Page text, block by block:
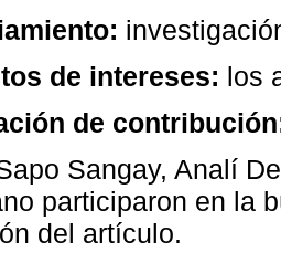
de intereses: los
de
Sangay, Analí
participaron en la
del artículo.